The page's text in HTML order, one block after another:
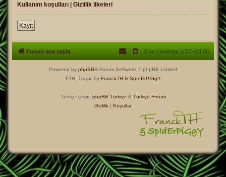
Kullanım koşulları | Gizlilik ilkeleri
Kayıt
Forum ana sayfa Tüm zamanlar UTC+03:00
Powered by phpBB® Forum Software © phpBB Limited
FTH_Tropic by FranckTH & SpIdErPiGgY
Türkçe çeviri: phpBB Türkiye & Türkiye Forum
Gizlilik | Koşullar